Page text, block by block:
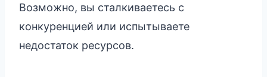
Возможно, вы сталкиваетесь с
конкуренцией или испытываете
недостаток ресурсов.